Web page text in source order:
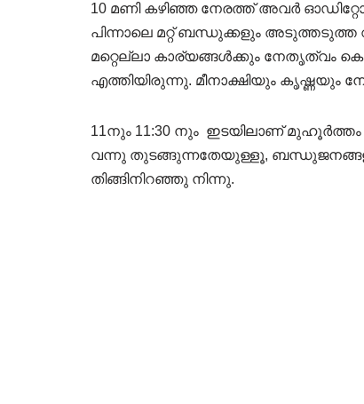
10 മണി കഴിഞ്ഞ നേരത്ത് അവർ
പിന്നാലെ മറ്റ് ബന്ധുക്കളും അടുത്തടുത്ത
മറ്റെല്ലാ കാര്യങ്ങൾക്കും നേതൃത്വം
എത്തിയിരുന്നു. മീനാക്ഷിയും കൃഷ്ണയും
11നും 11:30 നും ഇടയിലാണ് മുഹൂർത്തം
വന്നു തുടങ്ങുന്നതേയുള്ളൂ,
തിങ്ങിനിറഞ്ഞു നിന്നു.